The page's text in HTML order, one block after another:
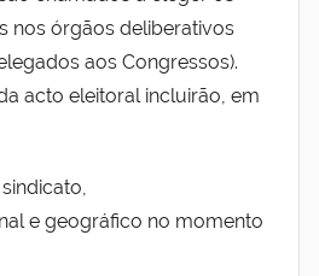
nos órgãos deliberativos
aos Congressos).
acto eleitoral incluirão, em
e geográfico no momento